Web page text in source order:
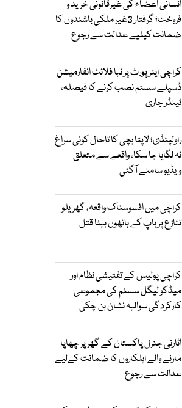
انسانی اعضاء کی غیرقانونی خرید و
فروخت؛ گرفتار 3غیر ملکی باشندوں کا
ضمانت کیلیے عدالت سے رجوع
کراچی ایئرپورٹ پر نیا فلائٹ انفارمیشن
ڈسپلے سسٹم نصب کرنے کا فیصلہ،
ٹینڈر جاری
راولپنڈی؛ لاپتا بچی کا تاحال کوئی سراغ
نہ لگایا جا سکا، واقعے سے متعلق
ویڈیو سامنے آگئی
کراچی میں افسوسناک واقعہ، گھریلو
تنازع پر باپ کے ہاتھوں بیٹا قتل
کراچی پولیس کے تفتیشی نظام اور
میڈکو لیگل سسٹم کی مجموعی
کارکردگی سوالیہ نشان بن چکی
اٹارنی جنرل پاکستان کے گھر پر چھاپا
مارنے والے اہلکاروں کا ضمانت کےلیے
عدالت سے رجوع